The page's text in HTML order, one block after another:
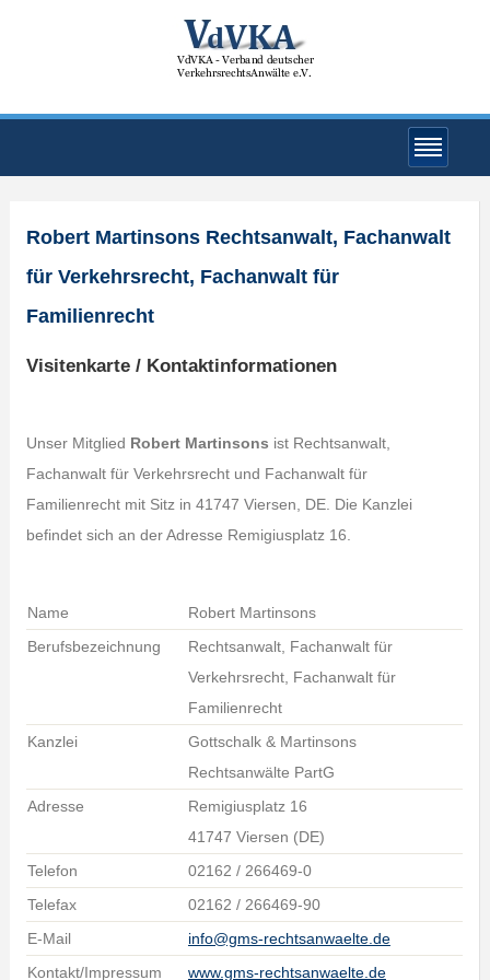
Robert Martinsons Rechtsanwalt, Fachanwalt
für Verkehrsrecht, Fachanwalt für
Familienrecht
Visitenkarte / Kontaktinformationen
Unser Mitglied Robert Martinsons ist Rechtsanwalt,
Fachanwalt für Verkehrsrecht und Fachanwalt für
Familienrecht mit Sitz in 41747 Viersen, DE. Die Kanzlei
befindet sich an der Adresse Remigiusplatz 16.
Name
Robert Martinsons
Berufsbezeichnung
Rechtsanwalt, Fachanwalt für
Verkehrsrecht, Fachanwalt für
Familienrecht
Kanzlei
Gottschalk & Martinsons
Rechtsanwälte PartG
Adresse
Remigiusplatz 16
41747 Viersen (DE)
Telefon
02162 / 266469-0
Telefax
02162 / 266469-90
E-Mail
info@gms-rechtsanwaelte.de
Kontakt/Impressum
www.gms-rechtsanwaelte.de